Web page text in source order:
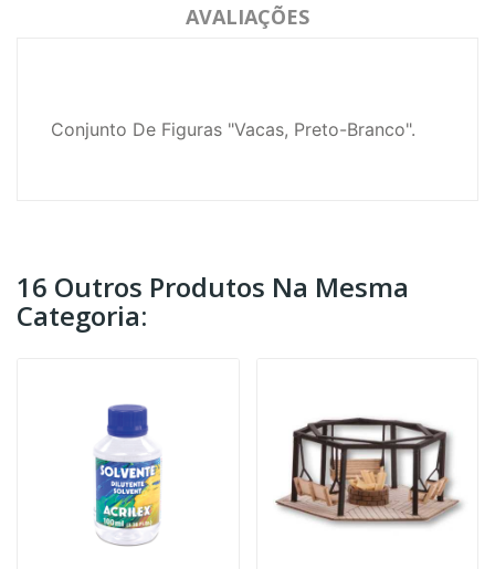
AVALIAÇÕES
Conjunto De Figuras "Vacas, Preto-Branco".
16 Outros Produtos Na Mesma
Categoria: